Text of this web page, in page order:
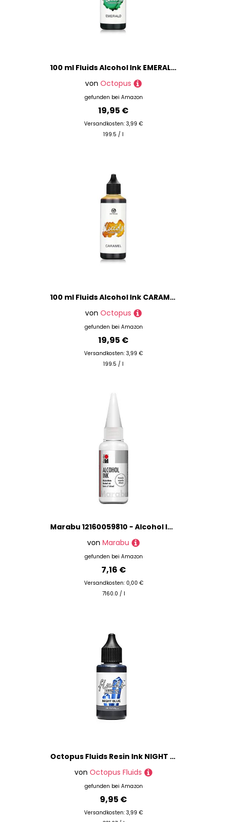
100 ml Fluids Alcohol Ink EMERALD, Alkoholtinte für Fluid Art und Resin, grün
von Octopus
gefunden bei Amazon
19,95 €
Versandkosten: 3,99 €
199.5 / l
100 ml Fluids Alcohol Ink CARAMEL, Alkoholtinte für Fluid Art und Resin, braun
von Octopus
gefunden bei Amazon
19,95 €
Versandkosten: 3,99 €
199.5 / l
Marabu 12160059810 - Alcohol Ink Extender 20 ml, zum Mischen, Aufhellen und wieder Ablösen, als Trocknungsverzögerer, für nicht saugende Untergründe, beschichtetes Spezialpapier, Metall, Keramik, Glas
von Marabu
gefunden bei Amazon
7,16 €
Versandkosten: 0,00 €
7160.0 / l
Octopus Fluids Resin Ink NIGHT BLUE, Alcohol Ink für Epoxidharz und UV-Resin, Resin-Farbe, Harz-Farbe blau, 30 ml
von Octopus Fluids
gefunden bei Amazon
9,95 €
Versandkosten: 3,99 €